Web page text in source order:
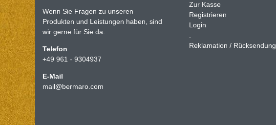
Wenn Sie Fragen zu unseren
Produkten und Leistungen haben, sind
wir gerne für Sie da.
Telefon
+49 961 - 9304937
E-Mail
mail@bermaro.com
Zur Kasse
Registrieren
Login
.
Reklamation / Rücksendung